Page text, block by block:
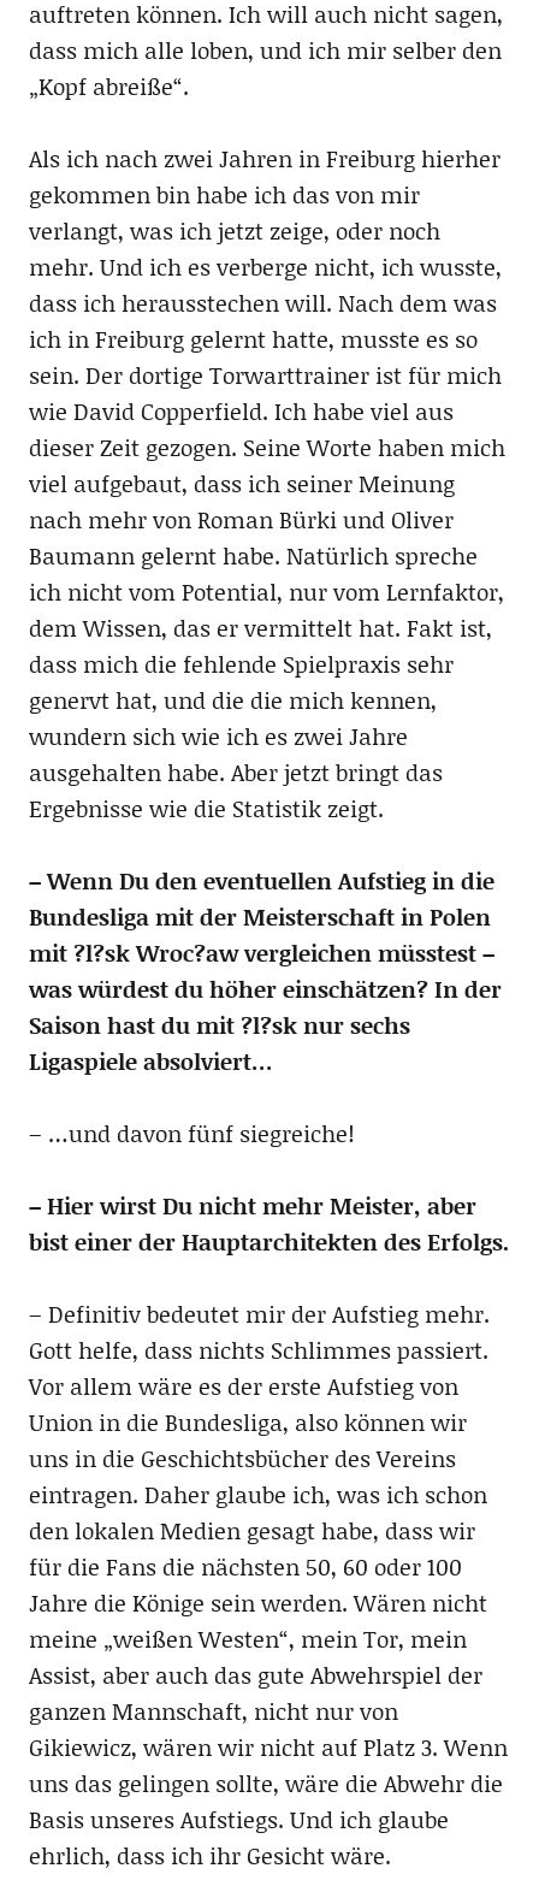
auftreten können. Ich will auch nicht sagen,
dass mich alle loben, und ich mir selber den
„Kopf abreiße“.
Als ich nach zwei Jahren in Freiburg hierher
gekommen bin habe ich das von mir
verlangt, was ich jetzt zeige, oder noch
mehr. Und ich es verberge nicht, ich wusste,
dass ich herausstechen will. Nach dem was
ich in Freiburg gelernt hatte, musste es so
sein. Der dortige Torwarttrainer ist für mich
wie David Copperfield. Ich habe viel aus
dieser Zeit gezogen. Seine Worte haben mich
viel aufgebaut, dass ich seiner Meinung
nach mehr von Roman Bürki und Oliver
Baumann gelernt habe. Natürlich spreche
ich nicht vom Potential, nur vom Lernfaktor,
dem Wissen, das er vermittelt hat. Fakt ist,
dass mich die fehlende Spielpraxis sehr
genervt hat, und die die mich kennen,
wundern sich wie ich es zwei Jahre
ausgehalten habe. Aber jetzt bringt das
Ergebnisse wie die Statistik zeigt.
– Wenn Du den eventuellen Aufstieg in die
Bundesliga mit der Meisterschaft in Polen
mit ?l?sk Wroc?aw vergleichen müsstest –
was würdest du höher einschätzen? In der
Saison hast du mit ?l?sk nur sechs
Ligaspiele absolviert…
– …und davon fünf siegreiche!
– Hier wirst Du nicht mehr Meister, aber
bist einer der Hauptarchitekten des Erfolgs.
– Definitiv bedeutet mir der Aufstieg mehr.
Gott helfe, dass nichts Schlimmes passiert.
Vor allem wäre es der erste Aufstieg von
Union in die Bundesliga, also können wir
uns in die Geschichtsbücher des Vereins
eintragen. Daher glaube ich, was ich schon
den lokalen Medien gesagt habe, dass wir
für die Fans die nächsten 50, 60 oder 100
Jahre die Könige sein werden. Wären nicht
meine „weißen Westen“, mein Tor, mein
Assist, aber auch das gute Abwehrspiel der
ganzen Mannschaft, nicht nur von
Gikiewicz, wären wir nicht auf Platz 3. Wenn
uns das gelingen sollte, wäre die Abwehr die
Basis unseres Aufstiegs. Und ich glaube
ehrlich, dass ich ihr Gesicht wäre.